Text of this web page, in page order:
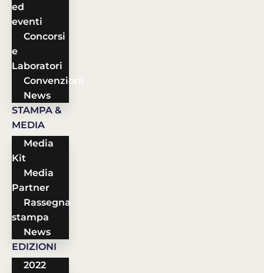
ed
eventi
Concorsi
e
Laboratori
Convenzioni
News
STAMPA &
MEDIA
Media
Kit
Media
Partner
Rassegna
stampa
News
EDIZIONI
2022